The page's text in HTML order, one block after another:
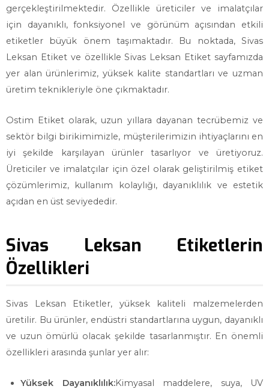
gerçekleştirilmektedir. Özellikle üreticiler ve imalatçılar
için dayanıklı, fonksiyonel ve görünüm açısından etkili
etiketler büyük önem taşımaktadır. Bu noktada, Sivas
Leksan Etiket ve özellikle Sivas Leksan Etiket sayfamızda
yer alan ürünlerimiz, yüksek kalite standartları ve uzman
üretim teknikleriyle öne çıkmaktadır.
Ostim Etiket olarak, uzun yıllara dayanan tecrübemiz ve
sektör bilgi birikimimizle, müşterilerimizin ihtiyaçlarını en
iyi şekilde karşılayan ürünler tasarlıyor ve üretiyoruz.
Üreticiler ve imalatçılar için özel olarak geliştirilmiş etiket
çözümlerimiz, kullanım kolaylığı, dayanıklılık ve estetik
açıdan en üst seviyededir.
Sivas Leksan Etiketlerin
Özellikleri
Sivas Leksan Etiketler, yüksek kaliteli malzemelerden
üretilir. Bu ürünler, endüstri standartlarına uygun, dayanıklı
ve uzun ömürlü olacak şekilde tasarlanmıştır. En önemli
özellikleri arasında şunlar yer alır:
Yüksek Dayanıklılık:Kimyasal maddelere, suya, UV